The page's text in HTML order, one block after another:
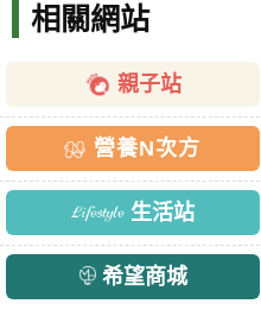
相關網站
親子站
營養N次方
生活站
希望商城